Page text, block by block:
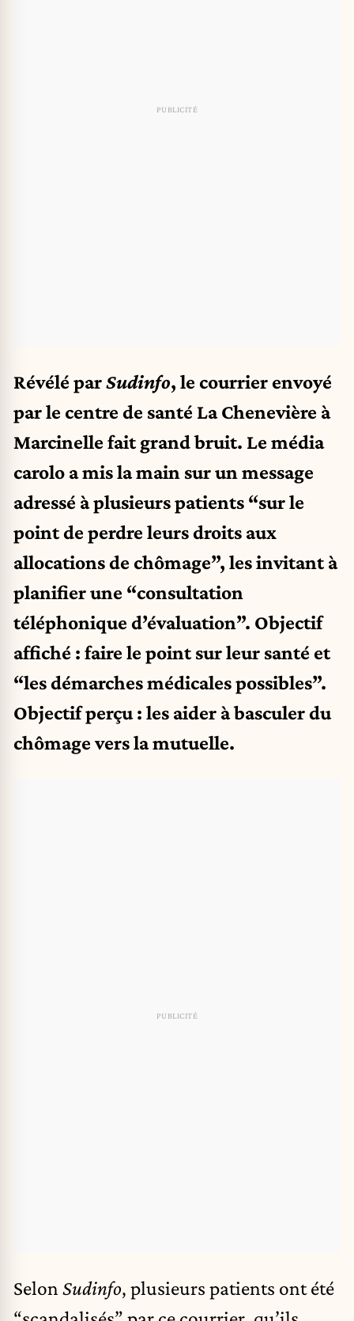
Révélé parSudinfo, le courrier envoyé
par le centre de santé La Chenevière à
Marcinelle fait grand bruit. Le média
carolo a mis la main sur un message
adressé à plusieurs patients “sur le
point de perdre leurs droits aux
allocations de chômage”, les invitant à
planifier une “consultation
téléphonique d’évaluation”. Objectif
affiché : faire le point sur leur santé et
“les démarches médicales possibles”.
Objectif perçu : les aider à basculer du
chômage vers la mutuelle.
Selon Sudinfo, plusieurs patients ont été